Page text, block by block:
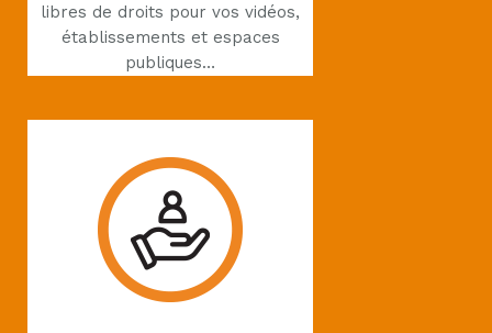
libres de droits pour vos vidéos,
établissements et espaces
publiques…